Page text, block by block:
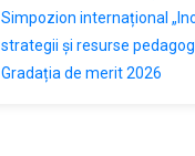
Simpozion internațional
strategii și resurse
Gradația de merit 2026